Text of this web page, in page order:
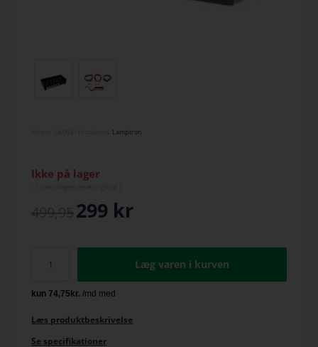
Lamptron
Ikke på lager
299 kr
Læg varen i kurven
Læs produktbeskrivelse
Se specifikationer